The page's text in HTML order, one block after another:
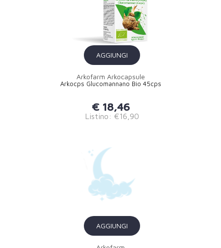
AGGIUNGI
Arkofarm Arkocapsule
Arkocps Glucomannano Bio 45cps
€ 18,46
Listino: €16,90
AGGIUNGI